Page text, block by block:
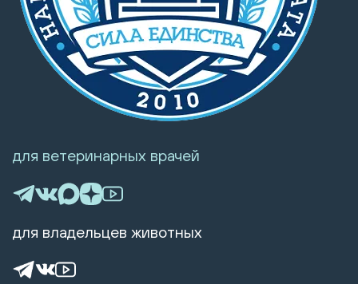
для ветеринарных врачей
для владельцев животных